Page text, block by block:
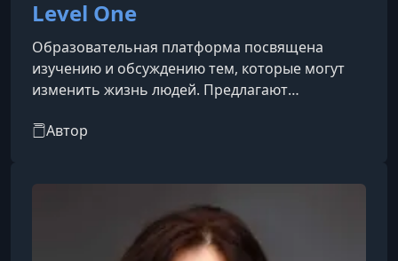
Level One
Образовательная платформа посвящена
изучению и обсуждению тем, которые могут
изменить жизнь людей. Предлагают
которые помогут вам расширить свои знания,
Автор